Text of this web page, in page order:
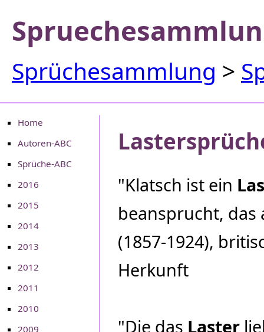
Sprüchesammlung >
Home
Autoren-ABC
Sprüche-ABC
2016
2015
2014
2013
2012
2011
2010
2009
"Klatsch ist ein
beansprucht, das
(1857-1924),
Herkunft
"Die das Laster